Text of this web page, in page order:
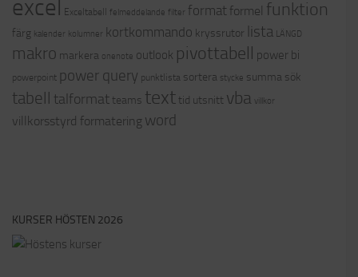
excel Exceltabell felmeddelande filter format formel funktion
färg kalender kolumner kortkommando kryssrutor lista LÄNGD
makro markera onenote outlook pivottabell power bi
powerpoint power query punktlista sortera stycke summa sök
tabell talformat teams text tid utsnitt vba villkor
villkorsstyrd formatering word
KURSER HÖSTEN 2026